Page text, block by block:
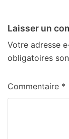
Laisser un
Votre adresse
obligatoires
Commentaire *